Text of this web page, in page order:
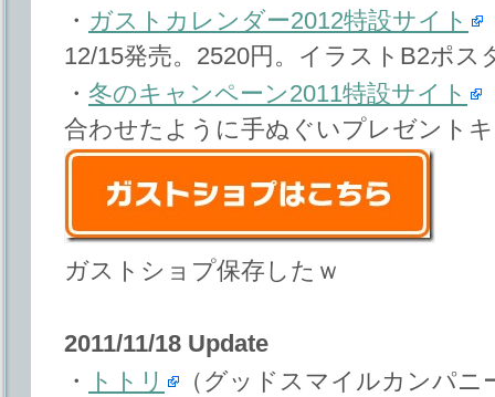
・ ガストカレンダー2012特設サイト
12/15発売。2520円。イラストB2ポス
・ 冬のキャンペーン2011特設サイト
合わせたように手ぬぐいプレゼント
ガストショプ保存したｗ
2011/11/18 Update
・
トトリ
（グッドスマイルカンパニ